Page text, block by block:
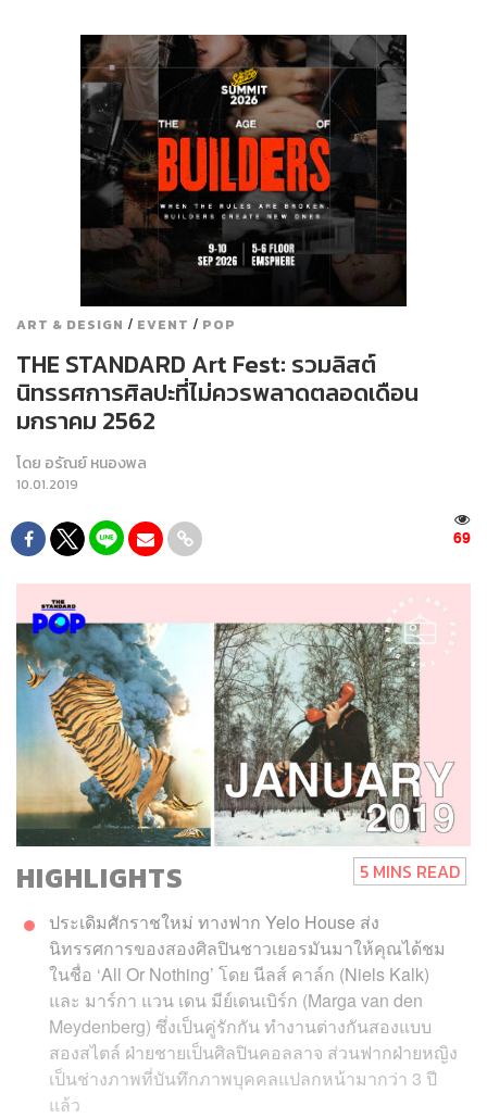
ART & DESIGN / EVENT / POP
THE STANDARD Art Fest: รวมลิสต์
นิทรรศการศิลปะที่ไม่ควรพลาดตลอดเดือน
มกราคม 2562
โดย อรัณย์ หนองพล
10.01.2019
69
HIGHLIGHTS 5 MINS READ
ประเดิมศักราชใหม่ ทางฟาก Yelo House ส่ง
นิทรรศการของสองศิลปินชาวเยอรมันมาให้คุณได้ชม
ในชื่อ ‘All Or Nothing’ โดย นีลส์ คาล์ก (Niels Kalk)
และ มาร์กา แวน เดน มีย์เดนเบิร์ก (Marga van den
Meydenberg) ซึ่งเป็นคู่รักกัน ทำงานต่างกันสองแบบ
สองสไตล์ ฝ่ายชายเป็นศิลปินคอลลาจ ส่วนฟากฝ่ายหญิง
เป็นช่างภาพที่บันทึกภาพบุคคลแปลกหน้ามากว่า 3 ปี
แล้ว